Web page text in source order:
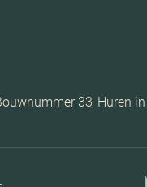
33, Huren